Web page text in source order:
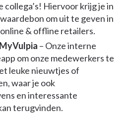
collega’s! Hiervoor krijg je in
om uit te geven in
& offline retailers.
– Onze interne
om onze medewerkers te
leuke nieuwtjes of
waar je ook
en interessante
terugvinden.